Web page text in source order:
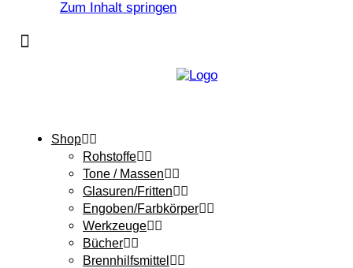
Zum Inhalt springen
Shop
Rohstoffe
Tone / Massen
Glasuren/Fritten
Engoben/Farbkörper
Werkzeuge
Bücher
Brennhilfsmittel